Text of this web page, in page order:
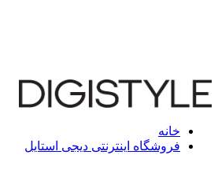
خانه
فروشگاه اینترنتی دیجی استایل